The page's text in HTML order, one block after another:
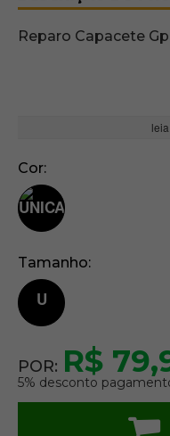
Reparo Capacete
Cor
Tamanho
U
POR: R$
5% desconto